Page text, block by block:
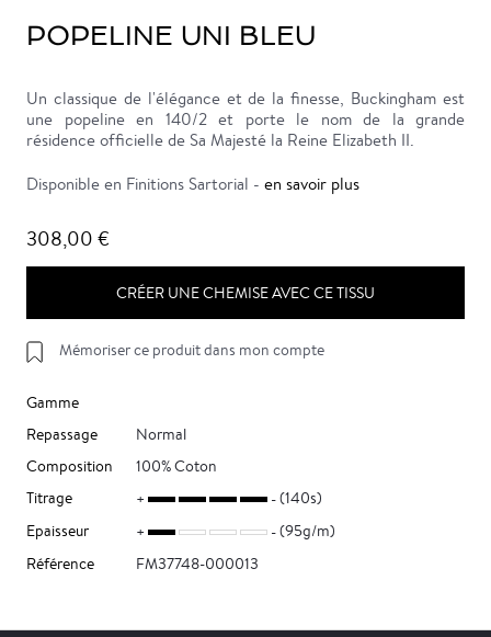
POPELINE UNI BLEU
Un classique de l'élégance et de la finesse, Buckingham est
une popeline en 140/2 et porte le nom de la grande
résidence officielle de Sa Majesté la Reine Elizabeth II.
Disponible en Finitions Sartorial - en savoir plus
308,00 €
CRÉER UNE CHEMISE AVEC CE TISSU
Mémoriser ce produit dans mon compte
Gamme
Repassage
Normal
Composition
100% Coton
Titrage
(140s)
Epaisseur
(95g/m)
Référence
FM37748-000013